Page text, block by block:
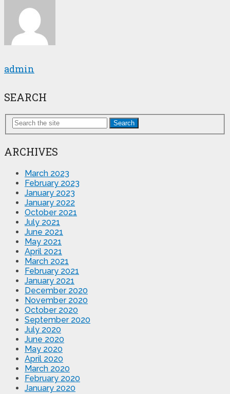
admin
SEARCH
Search
ARCHIVES
March 2023
February 2023
January 2023
January 2022
October 2021
July 2021
June 2021
May 2021
April 2021
March 2021
February 2021
January 2021
December 2020
November 2020
October 2020
September 2020
July 2020
June 2020
May 2020
April 2020
March 2020
February 2020
January 2020